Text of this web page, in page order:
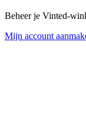
Beheer je Vinted-
Mijn account